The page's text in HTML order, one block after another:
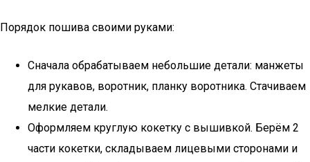
Порядок пошива своими руками:
Сначала обрабатываем небольшие детали: манжеты
для рукавов, воротник, планку воротника. Стачиваем
мелкие детали.
Оформляем круглую кокетку с вышивкой. Берём 2
части кокетки, складываем лицевыми сторонами и